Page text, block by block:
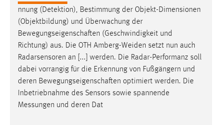
nnung (Detektion), Bestimmung der Objekt-Dimensionen
(Objektbildung) und Überwachung der
Bewegungseigenschaften (Geschwindigkeit und
Richtung) aus. Die OTH Amberg-Weiden setzt nun auch
Radarsensoren an [...] werden. Die Radar-Performanz soll
dabei vorrangig für die Erkennung von Fußgängern und
deren Bewegungseigenschaften optimiert werden. Die
Inbetriebnahme des Sensors sowie spannende
Messungen und deren Dat
Sprachpräferenz
Name:
site-language-preference
Zweck:
Das Cookie speichert die gewählte Sprache der Website.
Cookie Laufzeit:
30 Tage